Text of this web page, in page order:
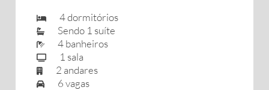
4 dormitórios
Sendo 1 suíte
4 banheiros
1 sala
2 andares
6 vagas